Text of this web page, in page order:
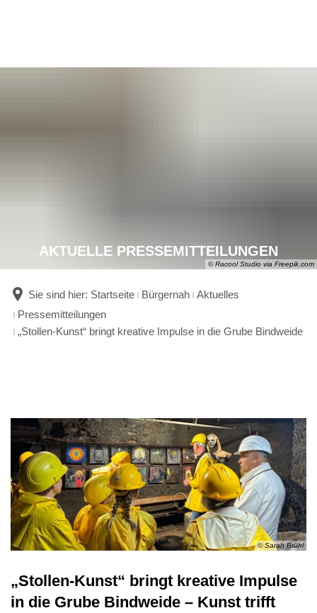
© Racool Studio via Freepik.com
AKTUELLE PRESSEMITTEILUNGEN
Sie sind hier: Startseite Bürgernah Aktuelles
Pressemitteilungen
„Stollen-Kunst“ bringt kreative Impulse in die Grube Bindweide
© Sarah Brühl
„Stollen-Kunst“ bringt kreative Impulse
in die Grube Bindweide – Kunst trifft